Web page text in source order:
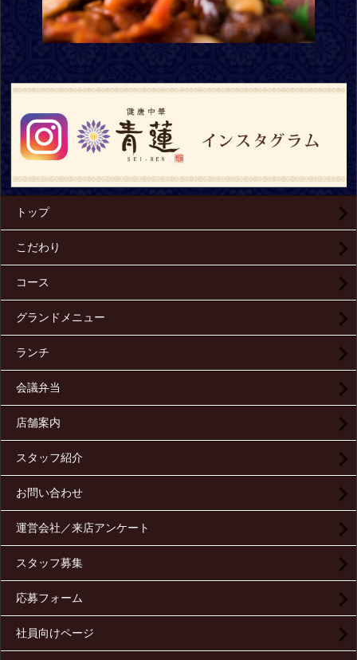
トップ
こだわり
コース
グランドメニュー
ランチ
会議弁当
店舗案内
スタッフ紹介
お問い合わせ
運営会社／来店アンケート
スタッフ募集
応募フォーム
社員向けページ